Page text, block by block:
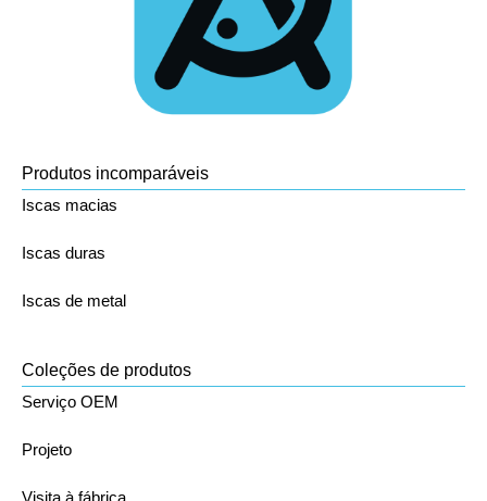
Produtos incomparáveis
Iscas macias
Iscas duras
Iscas de metal
Coleções de produtos
Serviço OEM
Projeto
Visita à fábrica